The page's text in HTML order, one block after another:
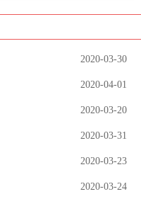
2020-03-30
2020-04-01
2020-03-20
2020-03-31
2020-03-23
2020-03-24